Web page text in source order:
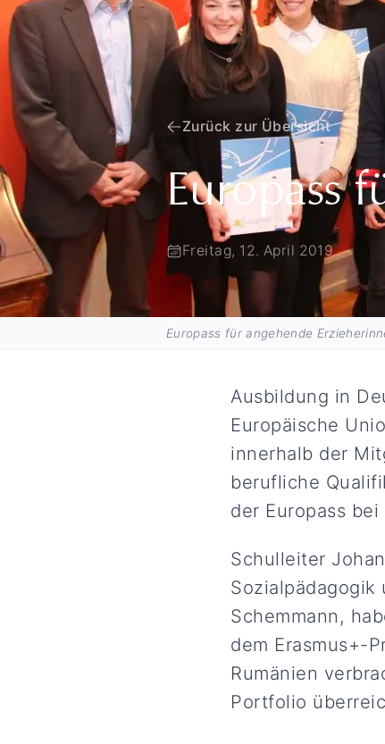
Zurück zur Übersicht
Europass
Freitag, 12. April 2019
Europass für angehende
Ausbildung in
Europäische
innerhalb der
berufliche
der Europass
Schulleiter
Schemmann,
dem Erasmus+-
Rumänien
Portfolio